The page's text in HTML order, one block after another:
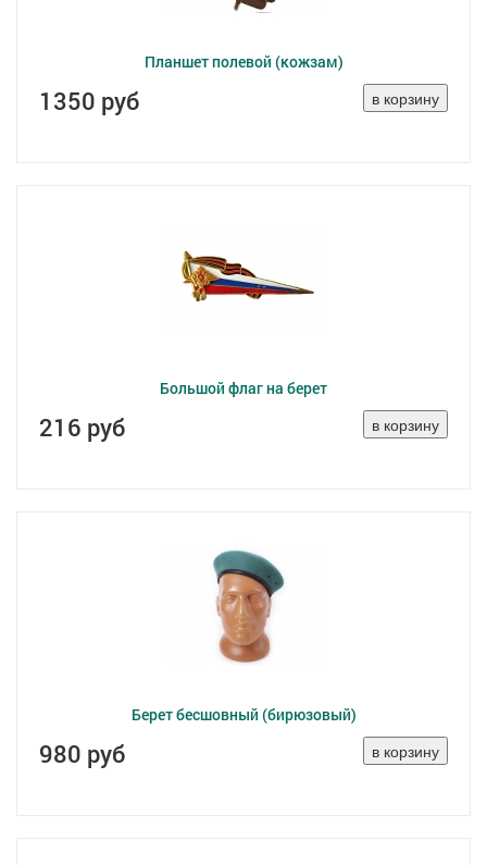
Планшет полевой (кожзам)
1350 руб
Большой флаг на берет
216 руб
Берет бесшовный (бирюзовый)
980 руб